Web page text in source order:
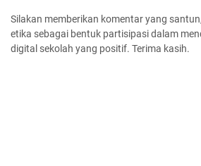
Silakan memberikan komentar yang
etika sebagai bentuk partisipasi dalam
digital sekolah yang positif. Terima kasih.